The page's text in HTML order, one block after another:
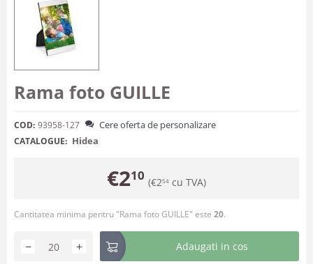
Rama foto GUILLE
COD: 93958-127 Cere oferta de personalizare
CATALOGUE: Hidea
€210 (€254 cu TVA)
Cantitatea minima pentru "Rama foto GUILLE" este 20.
+
− Adaugati in cos